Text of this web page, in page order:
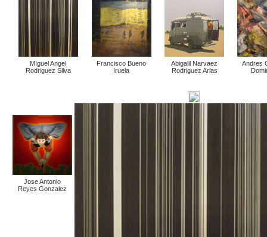
MIguel Angel
Rodriguez Silva
Francisco Bueno
Iruela
Abigalil Narvaez
Rodriguez Arias
Andres
Jose Antonio
Reyes Gonzalez